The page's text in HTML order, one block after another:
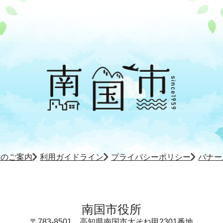
ご案内 利用ガイドライン プライバシーポリシー バナ
南国市役所